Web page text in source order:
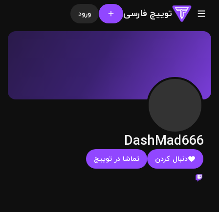
توییچ فارسی ورود
DashMad666
دنبال کردن تماشا در توییچ